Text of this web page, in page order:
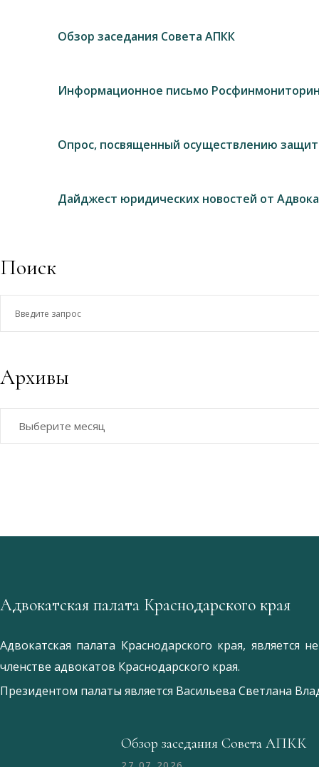
Обзор заседания Совета АПКК
Информационное письмо
Опрос, посвященный осуществлению
Дайджест юридических новостей от
Поиск
Архивы
Адвокатская палата Краснодарского края
Адвокатская палата Краснодарского края, является
членстве адвокатов Краснодарского края.
Президентом палаты является Ваcильева Светлана
Обзор заседания Совета АПКК